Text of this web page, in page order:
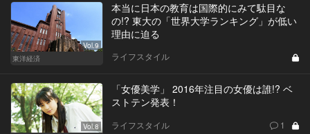
Vol.9
東洋経済
本当に日本の教育は国際的にみて駄目な
の!? 東大の「世界大学ランキング」が低い
理由に迫る
ライフスタイル
Vol.8
「女優美学」 2016年注目の女優は誰!? ベ
ストテン発表！
ライフスタイル 1